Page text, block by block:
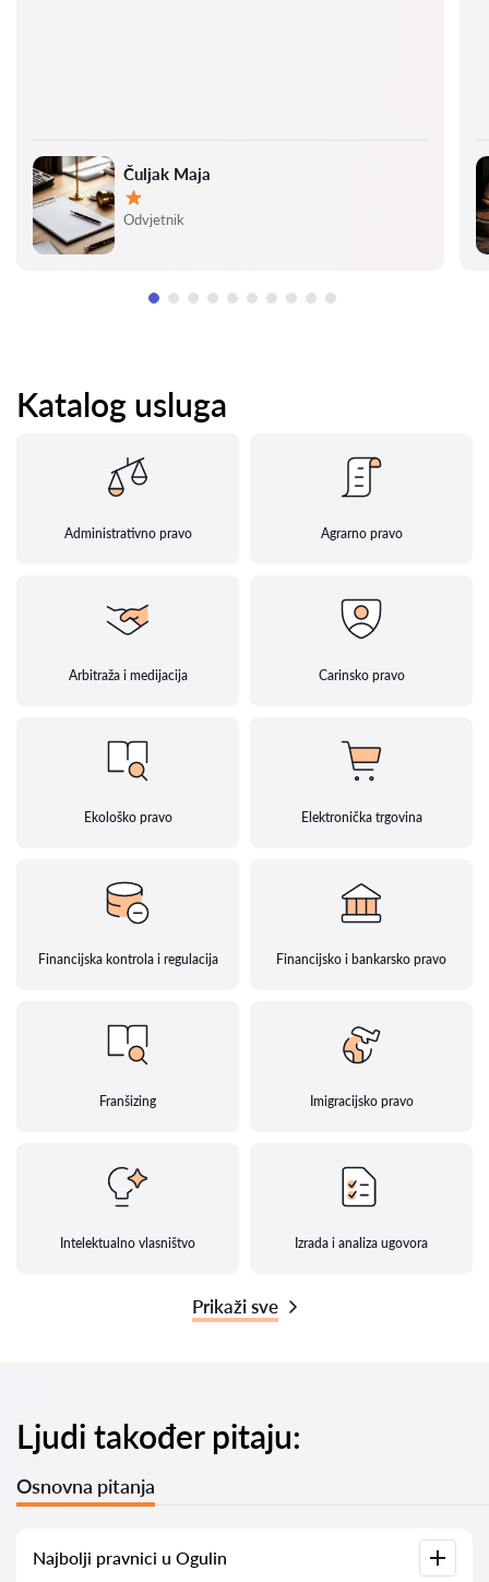
Čuljak Maja
Ocjena:
Odvjetnik
Katalog usluga
Administrativno pravo Agrarno pravo
Arbitraža i medijacija Carinsko pravo
Ekološko pravo Elektronička trgovina
Financijska kontrola i regulacija Financijsko i bankarsko pravo
Franšizing Imigracijsko pravo
Intelektualno vlasništvo Izrada i analiza ugovora
Prikaži sve
Ljudi također pitaju:
Osnovna pitanja
Najbolji pravnici u Ogulin